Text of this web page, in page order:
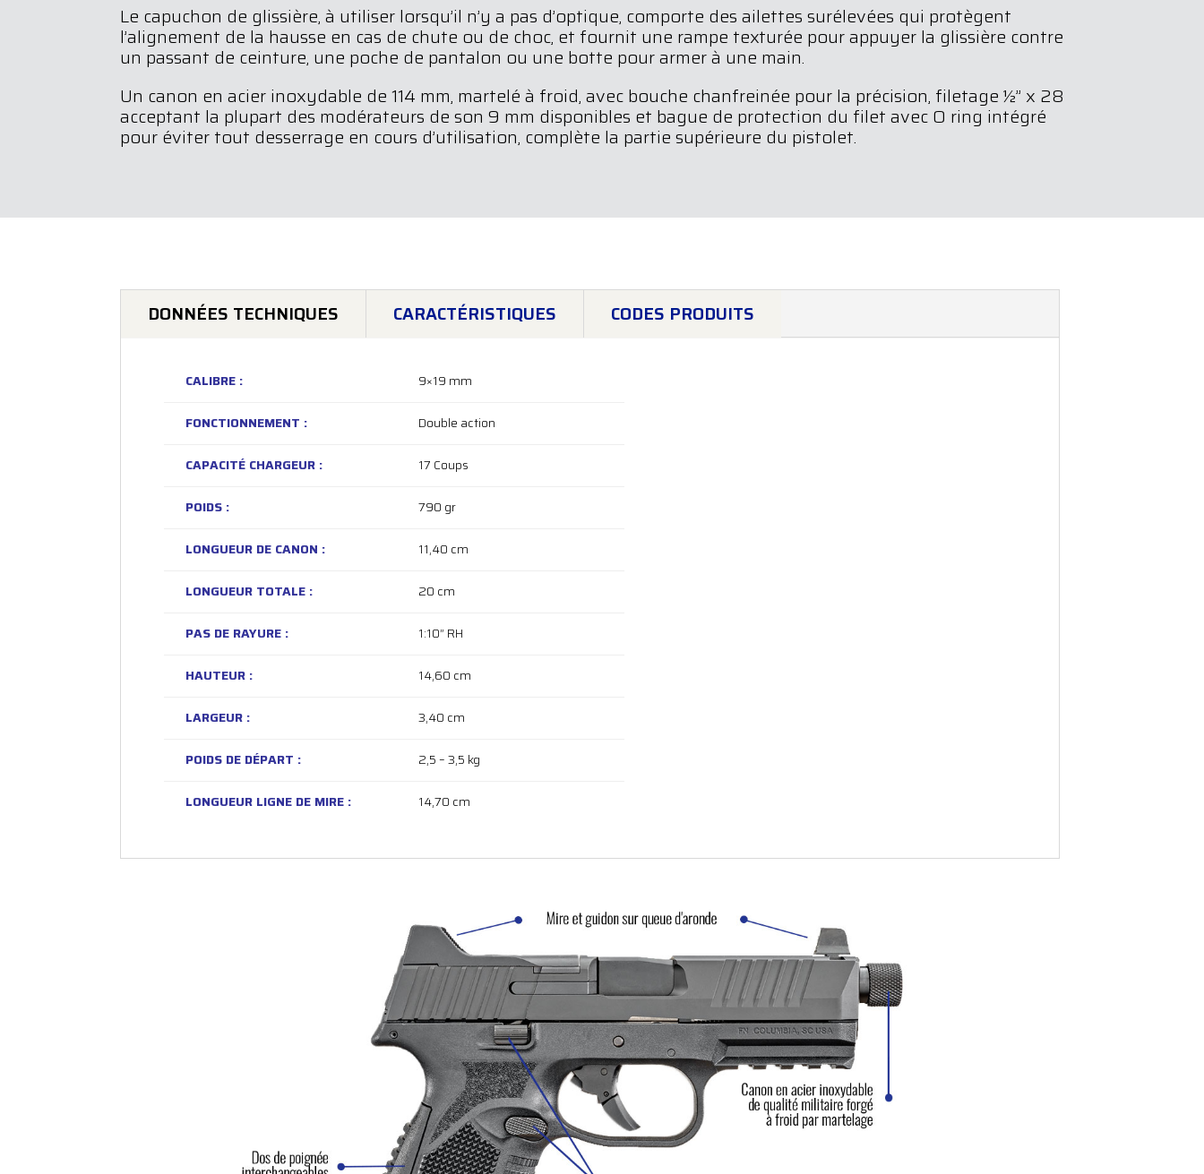
Le capuchon de glissière, à utiliser lorsqu’il n’y a pas d’optique, comporte des ailettes surélevées qui protègent
l’alignement de la hausse en cas de chute ou de choc, et fournit une rampe texturée pour appuyer la glissière contre
un passant de ceinture, une poche de pantalon ou une botte pour armer à une main.
Un canon en acier inoxydable de 114 mm, martelé à froid, avec bouche chanfreinée pour la précision, filetage ½’’ x 28
acceptant la plupart des modérateurs de son 9 mm disponibles et bague de protection du filet avec O ring intégré
pour éviter tout desserrage en cours d’utilisation, complète la partie supérieure du pistolet.
DONNÉES TECHNIQUES CARACTÉRISTIQUES CODES PRODUITS
CALIBRE : 9×19 mm
FONCTIONNEMENT : Double action
CAPACITÉ CHARGEUR : 17 Coups
POIDS : 790 gr
LONGUEUR DE CANON : 11,40 cm
LONGUEUR TOTALE : 20 cm
PAS DE RAYURE : 1:10” RH
HAUTEUR : 14,60 cm
LARGEUR : 3,40 cm
POIDS DE DÉPART : 2,5 – 3,5 kg
LONGUEUR LIGNE DE MIRE : 14,70 cm